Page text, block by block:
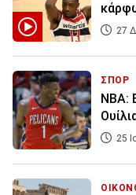
27
ΣΠΟΡ
NBA:
25